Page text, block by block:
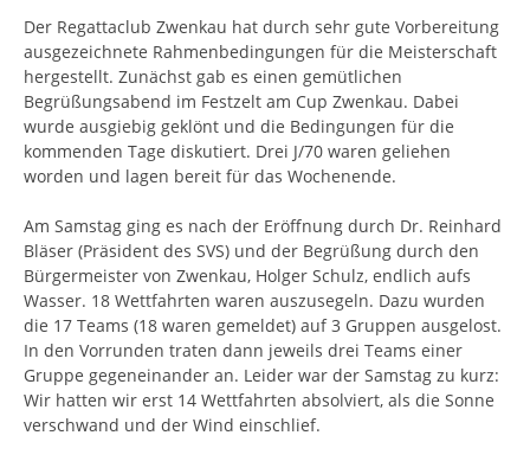
Ixylon
Laser
Laser Bahia
Varianta 18
Archiv_2022
Archiv_2021
Archiv_2020
Archiv_2019
Archiv_2018
Archiv_2017
Archiv_2016
Der Regattaclub Zwenkau hat durch sehr gute Vorbereitung
ausgezeichnete Rahmenbedingungen für die Meisterschaft
hergestellt. Zunächst gab es einen gemütlichen
Begrüßungsabend im Festzelt am Cup Zwenkau. Dabei
wurde ausgiebig geklönt und die Bedingungen für die
kommenden Tage diskutiert. Drei J/70 waren geliehen
worden und lagen bereit für das Wochenende.
Am Samstag ging es nach der Eröffnung durch Dr. Reinhard
Bläser (Präsident des SVS) und der Begrüßung durch den
Bürgermeister von Zwenkau, Holger Schulz, endlich aufs
Wasser. 18 Wettfahrten waren auszusegeln. Dazu wurden
die 17 Teams (18 waren gemeldet) auf 3 Gruppen ausgelost.
In den Vorrunden traten dann jeweils drei Teams einer
Gruppe gegeneinander an. Leider war der Samstag zu kurz:
Wir hatten wir erst 14 Wettfahrten absolviert, als die Sonne
verschwand und der Wind einschlief.